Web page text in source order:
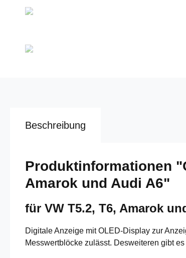
Beschreibung
Produktinformationen
Amarok und Audi A6"
für VW T5.2, T6, Amarok
Digitale Anzeige mit OLED-Display zur
Messwertblöcke zulässt. Desweiteren gibt